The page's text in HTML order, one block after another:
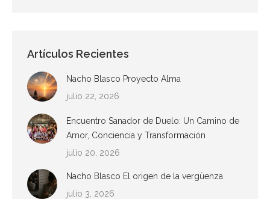
Artículos Recientes
Nacho Blasco Proyecto Alma
julio 22, 2026
Encuentro Sanador de Duelo: Un Camino de
Amor, Conciencia y Transformación
julio 20, 2026
Nacho Blasco El origen de la vergüenza
julio 3, 2026